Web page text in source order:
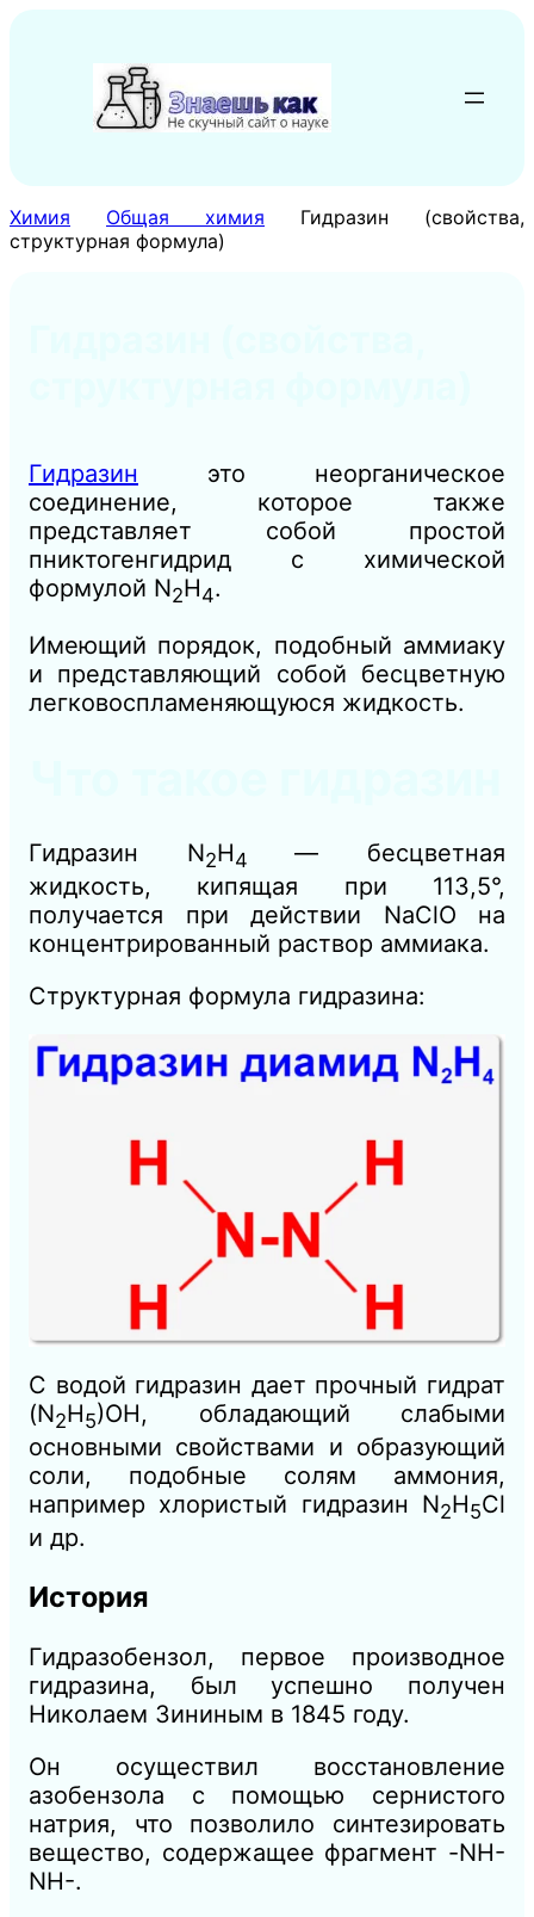
содержимому
Химия Общая химия
Гидразин (свойства,
структурная формула)
Гидразин это неорганическое
соединение, которое также
представляет собой простой
пниктогенгидрид с химической
формулой N2H4.
Имеющий порядок, подобный аммиаку
и представляющий собой бесцветную
легковоспламеняющуюся жидкость.
Гидразин N2H4— бесцветная
жидкость, кипящая при 113,5°,
получается при действии NaClO на
концентрированный раствор аммиака.
Структурная формула гидразина:
С водой гидразин дает прочный гидрат
(N2H5)ОН, обладающий слабыми
основными свойствами и образующий
соли, подобные солям аммония,
например хлористый гидразин N2H5Cl
и др.
История
Гидразобензол, первое производное
гидразина, был успешно получен
Николаем Зининым в 1845 году.
Он осуществил восстановление
азобензола с помощью сернистого
натрия, что позволило синтезировать
вещество, содержащее фрагмент -NH-
NH-.